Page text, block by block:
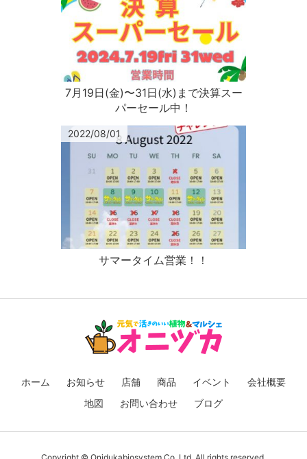
7月19日(金)〜31日(水)まで決算スー
パーセール中！
2022/08/01
サマータイム営業！！
ホーム お知らせ 店舗 商品 イベント
会社概要
地図
お問い合わせ ブログ